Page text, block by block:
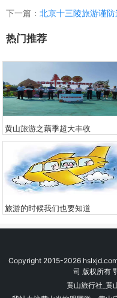
下一篇： 北京十三陵旅游谨
热门推荐
黄山旅游之藕季超大丰收
旅游的时候我们也要知道
Copyright 2015-2026
司 版权所有
黄山旅行社_黄